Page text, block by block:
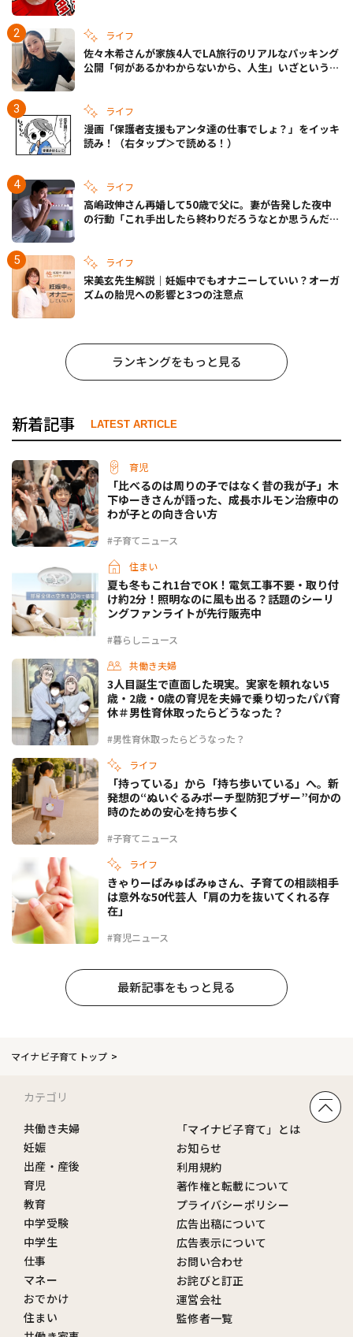
ライフ
佐々木希さんが家族4人でLA旅行のリアルなパッキング
公開「何があるかわからないから、人生」いざというと
ライフ
漫画「保護者支援もアンタ達の仕事でしょ？」をイッキ
読み！（右タップ＞で読める！）
ライフ
高嶋政伸さん再婚して50歳で父に。妻が告発した夜中
の行動「これ手出したら終わりだろうなとか思うんだけ
ライフ
宋美玄先生解説｜妊娠中でもオナニーしていい？オーガ
ズムの胎児への影響と3つの注意点
ランキングをもっと見る
新着記事 LATEST ARTICLE
育児
#子育てニュース
「比べるのは周りの子ではなく昔の我が子」木
下ゆーきさんが語った、成長ホルモン治療中の
わが子との向き合い方
住まい
#暮らしニュース
夏も冬もこれ1台でOK！電気工事不要・取り付
け約2分！照明なのに風も出る？話題のシーリ
ングファンライトが先行販売中
共働き夫婦
#男性育休取ったらどうなった？
3人目誕生で直面した現実。実家を頼れない5
歳・2歳・0歳の育児を夫婦で乗り切ったパパ育
休＃男性育休取ったらどうなった？
ライフ
#子育てニュース
「持っている」から「持ち歩いている」へ。新
発想の“ぬいぐるみポーチ型防犯ブザー”何かの
時のための安心を持ち歩く
ライフ
#育児ニュース
きゃりーぱみゅぱみゅさん、子育ての相談相手
は意外な50代芸人「肩の力を抜いてくれる存
在」
最新記事をもっと見る
マイナビ子育てトップ
カテゴリ
共働き夫婦
妊娠
出産・産後
育児
教育
中学受験
中学生
仕事
マネー
おでかけ
住まい
「マイナビ子育て」とは
お知らせ
利用規約
著作権と転載について
プライバシーポリシー
広告出稿について
広告表示について
お問い合わせ
お詫びと訂正
運営会社
監修者一覧